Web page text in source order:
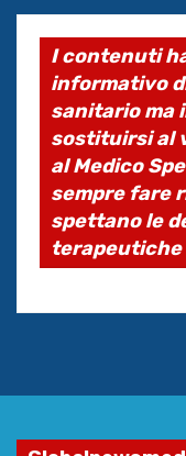
I contenuti
informativo
sanitario ma
sostituirsi al
al Medico
sempre fare
spettano le
terapeutiche